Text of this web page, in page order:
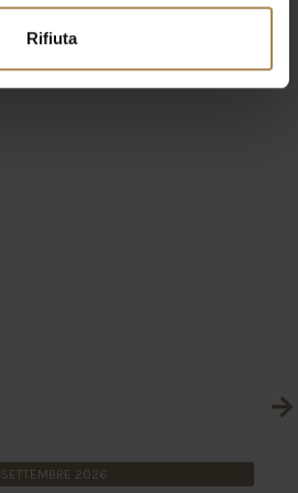
Rifiuta
SETTEMBRE 2026